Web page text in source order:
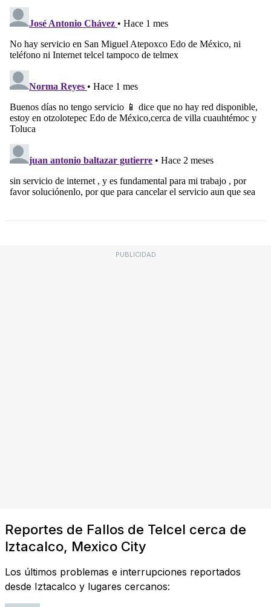
PUBLICIDAD
Reportes de Fallos de Telcel cerca de
Iztacalco, Mexico City
Los últimos problemas e interrupciones reportados
desde Iztacalco y lugares cercanos: